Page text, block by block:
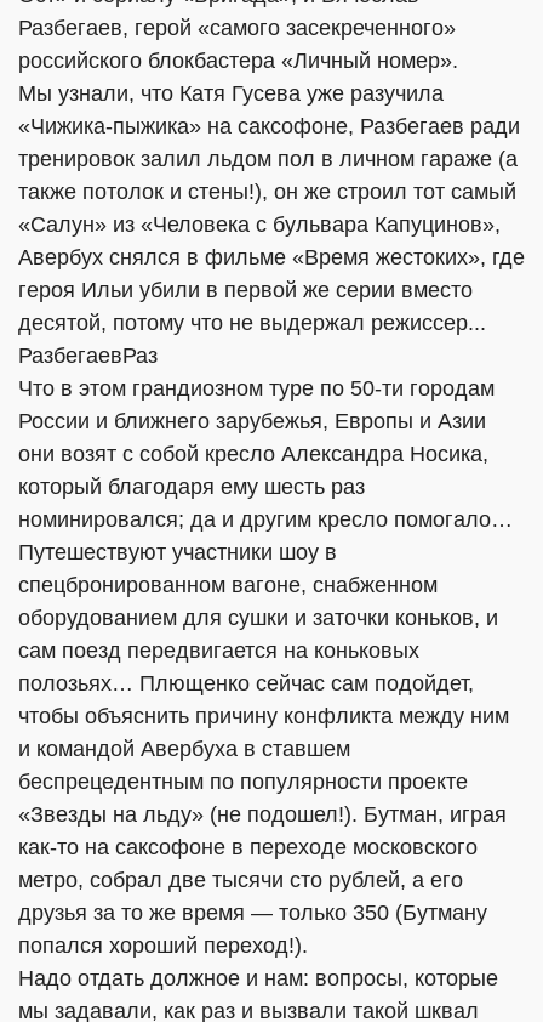
Разбегаев, герой «самого засекреченного»
российского блокбастера «Личный номер».
Мы узнали, что Катя Гусева уже разучила
«Чижика-пыжика» на саксофоне, Разбегаев ради
тренировок залил льдом пол в личном гараже (а
также потолок и стены!), он же строил тот самый
«Салун» из «Человека с бульвара Капуцинов»,
Авербух снялся в фильме «Время жестоких», где
героя Ильи убили в первой же серии вместо
десятой, потому что не выдержал режиссер...
РазбегаевРаз
Что в этом грандиозном туре по 50-ти городам
России и ближнего зарубежья, Европы и Азии
они возят с собой кресло Александра Носика,
который благодаря ему шесть раз
номинировался; да и другим кресло помогало…
Путешествуют участники шоу в
спецбронированном вагоне, снабженном
оборудованием для сушки и заточки коньков, и
сам поезд передвигается на коньковых
полозьях… Плющенко сейчас сам подойдет,
чтобы объяснить причину конфликта между ним
и командой Авербуха в ставшем
беспрецедентным по популярности проекте
«Звезды на льду» (не подошел!). Бутман, играя
как-то на саксофоне в переходе московского
метро, собрал две тысячи сто рублей, а его
друзья за то же время — только 350 (Бутману
попался хороший переход!).
Надо отдать должное и нам: вопросы, которые
мы задавали, как раз и вызвали такой шквал